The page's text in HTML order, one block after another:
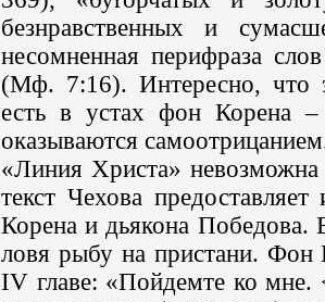
безнравственных и
несомненная перифраза
(Мф. 7:16). Интересно, что
есть в устах фон Корена
оказываются
«Линия Христа» невозможна
текст Чехова
Корена и дьякона Победова.
ловя рыбу на пристани. Фон
IV главе: «Пойдемте ко